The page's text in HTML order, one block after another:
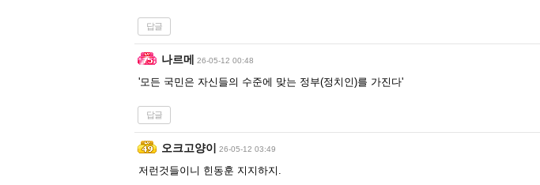
답글
나르메 26-05-12 00:48
'모든 국민은 자신들의 수준에 맞는 정부(정치인)를 가진다'
답글
오크고양이 26-05-12 03:49
저런것들이니 힌동훈 지지하지.